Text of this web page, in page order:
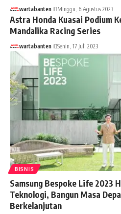
wartabanten Minggu, 6 Agustus 2023
Astra Honda Kuasai Podium
Mandalika Racing Series
wartabanten Senin, 17 Juli 2023
BISNIS
Samsung Bespoke Life 2023
Teknologi, Bangun Masa
Berkelanjutan